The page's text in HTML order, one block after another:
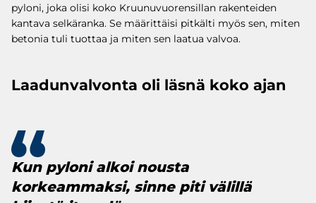
pyloni, joka olisi koko Kruunuvuorensillan rakenteiden
kantava selkäranka. Se määrittäisi pitkälti myös sen, miten
betonia tuli tuottaa ja miten sen laatua valvoa.
Laadunvalvonta oli läsnä koko ajan
Kun pyloni alkoi nousta
korkeammaksi, sinne piti välillä